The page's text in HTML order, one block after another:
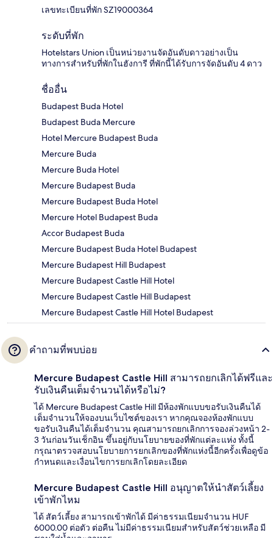
เลขทะเบียนที่พัก SZ19000364
ระดับที่พัก
Hotelstars Union เป็นหน่วยงานจัดอันดับดาวอย่างเป็น
ทางการสำหรับที่พักในฮังการี ที่พักนี้ได้รับการจัดอันดับ 4 ดาว
ชื่ออื่น
Budapest Buda Hotel
Budapest Buda Mercure
Hotel Mercure Budapest Buda
Mercure Buda
Mercure Buda Hotel
Mercure Budapest Buda
Mercure Budapest Buda Hotel
Mercure Hotel Budapest Buda
Accor Budapest Buda
Mercure Budapest Buda Hotel Budapest
Mercure Budapest Hill Budapest
Mercure Budapest Castle Hill Hotel
Mercure Budapest Castle Hill Budapest
Mercure Budapest Castle Hill Hotel Budapest
คำถามที่พบบ่อย
Mercure Budapest Castle Hill สามารถยกเลิกได้ฟรีและ
รับเงินคืนเต็มจำนวนได้หรือไม่?
ได้ Mercure Budapest Castle Hill มีห้องพักแบบขอรับเงินคืนได้
เต็มจำนวนให้จองบนเว็บไซต์ของเรา หากคุณจองห้องพักแบบ
ขอรับเงินคืนได้เต็มจำนวน คุณสามารถยกเลิกการจองล่วงหน้า 2-
3 วันก่อนวันเช็กอิน ขึ้นอยู่กับนโยบายของที่พักแต่ละแห่ง ทั้งนี้
กรุณาตรวจสอบนโยบายการยกเลิกของที่พักแห่งนี้อีกครั้งเพื่อดูข้อ
กำหนดและเงื่อนไขการยกเลิกโดยละเอียด
Mercure Budapest Castle Hill อนุญาตให้นำสัตว์เลี้ยง
เข้าพักไหม
ได้ สัตว์เลี้ยง สามารถเข้าพักได้ มีค่าธรรมเนียมจำนวน HUF
6000.00 ต่อตัว ต่อคืน ไม่มีค่าธรรมเนียมสำหรับสัตว์ช่วยเหลือ มี